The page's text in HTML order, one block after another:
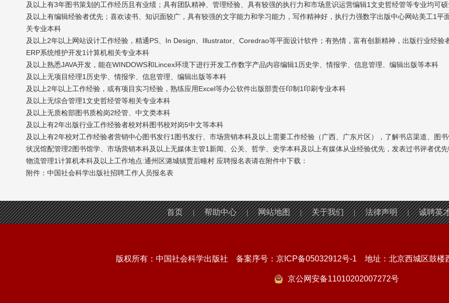
及以上有3年图书策划的工作经历且有业绩；具有团队精神、管理经验、具有较强的执行力和市场意识运营编辑1文史哲经管等专业均可
及以上有编辑经验者优先；喜欢读书、知识面较广，具有较强的文字能力和学习能力，写作精神好，执行力强数字出版中心网站美工1平
关专业本科
及以上2年以上网站设计工作经验，精通PS、In Design、Illustrator、Coredrao等平面设计软件；有热情，富有创新精神，出版行业经验
ERP系统维护开发1计算机相关专业本科
及以上熟悉JAVA开发，能在WINDOWS和Lincex环境下进行开发工作数字产品内容编辑1历史学、情报学、信息管理、编辑出版等本科
及以上无项目经理1历史学、情报学、信息管理、编辑出版等本科
及以上2年以上工作经验，或有项目实习经验，熟练应用Excel等办公软件出版部责任印制1印刷专业本科
及以上无综合管理1文史哲经管等相关专业本科
及以上无质检部图书质检岗2经管、中文类本科
及以上有2年出版行业工作经验者校对科图书校对岗5中文等本科
及以上有2年校对工作经验者营销中心图书发行1图书发行、市场营销本科及以上需要工作经验（广西、广东片区），了解书店渠道、图
状况馆配管理2图书馆学、市场营销本科及以上无媒体主管1新闻、公关、哲学、史学本科及以上有媒体从业经验优先，发表过书评者优
物流管理1计算机本科及以上工作地点:通州区潞城镇贾后疃村 应聘报名表请在附件中下载：
附件：中国社会科学出版社招聘工作人员报名表
首页 | 帮助中心 | 网站地图 | 关于我们 | 法律声明 | 诚聘英
版权所有：中国社会科学出版社 备案序号： 京ICP备05032912号-1 地址：北京西城区鼓楼
京公网安备11010202007272号